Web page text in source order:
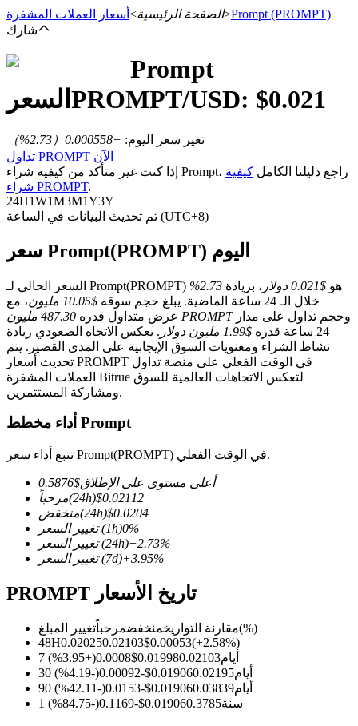
العقود الآجلة USDT
TradFi
مشتقات الأسهم والعملات الأجنبية والمعادن الثمينة والسلع
الصفحة الرئيسية> أسعار العملات المشفرة >Prompt (PROMPT)
شارك
Prompt
السعر PROMPT/USD: $0.021
تغير سعر اليوم:
+0.000558
（
2.73
%）
تداول PROMPT الآن
إذا كنت غير متأكد من كيفية شراء Prompt، راجع دليلنا الكامل كيفية
شراء PROMPT.
24H1W1M3M1Y3Y
تم تحديث البيانات في الساعة (UTC+8)
سعر Prompt(PROMPT) اليوم
السعر الحالي لـ Prompt(PROMPT) هو $0.021 دولار ، بزيادة 2.73%
خلال الـ 24 ساعة الماضية. يبلغ حجم سوقه
$10.05 مليون
، مع
عرض متداول قدره 487.30 مليون PROMPTوحجم تداول على مدار
24 ساعة قدره
$1.99 مليون دولار
. يعكس الاتجاه الصعودي زيادة
نشاط الشراء ومعنويات السوق الإيجابية على المدى القصير. يتم
تحديث أسعار PROMPT في الوقت الفعلي على منصة تداول
العملات المشفرة Bitrue لتعكس الاتجاهات العالمية للسوق
ومشاركة المستثمرين.
أداء مخطط Prompt
تتبع أداء سعر Prompt(PROMPT) في الوقت الفعلي.
أعلى مستوى على الإطلاق$
0.5876
مرحباً
(24h)$0.02112
منخفض
(24h)$0.0204
تغيير السعر
(1h)0%
تغيير السعر
(24h)+2.73%
تغيير السعر
(7d)+3.95%
PROMPT تاريخ الأسعار
مقارنة التواريخمنخفضمرحباًتغيير المبلغ
(%)
48H0.020250.02103$0.00053(+2.58%)
7 أيام
0.019980.02103
$
0.0008
(
+
3.95
%)
30 أيام
0.019060.02195
$
-0.00092
(
-4.19
%)
90 أيام
0.019060.03839
$
-0.0153
(
-42.11
%)
1 سنة
0.019060.3785
$
-0.1169
(
-84.75
%)